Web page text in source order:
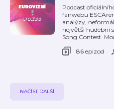
Podcast
fanwebu
analýzy,
největší hudební
Song Contest.
86 epizod
NAČÍST DALŠÍ